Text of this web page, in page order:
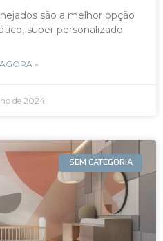
são a melhor opção
super personalizado
»
de 2024
SEM CATEGORIA